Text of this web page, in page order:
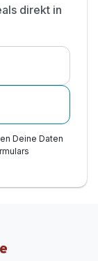
direkt in
Deine Daten